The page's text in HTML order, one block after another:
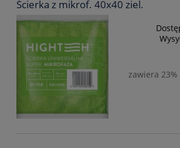
Ścierka z mikrof. 40x40 ziel.
zawiera 23%